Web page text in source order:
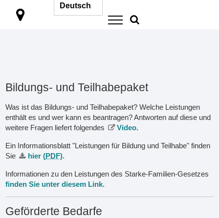

Bildungs- und Teilhabepaket
Was ist das Bildungs- und Teilhabepaket? Welche Leistungen
enthält es und wer kann es beantragen? Antworten auf diese und
weitere Fragen liefert folgendes
Video.
Ein Informationsblatt "Leistungen für Bildung und Teilhabe" finden
Sie
hier (PDF).
Informationen zu den Leistungen des Starke-Familien-Gesetzes
finden Sie unter diesem Link.
Geförderte Bedarfe